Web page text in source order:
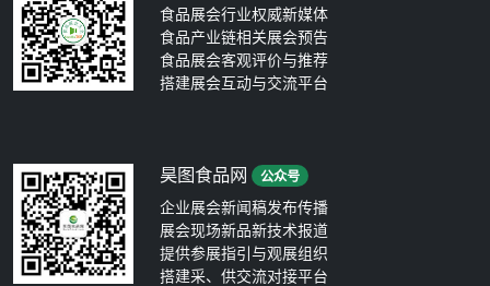
食品展会行业权威新媒体
食品产业链相关展会预告
食品展会客观评价与推荐
搭建展会互动与交流平台
昊图食品网 公众号
企业展会新闻稿发布传播
展会现场新品新技术报道
提供参展指引与观展组织
搭建采、供交流对接平台